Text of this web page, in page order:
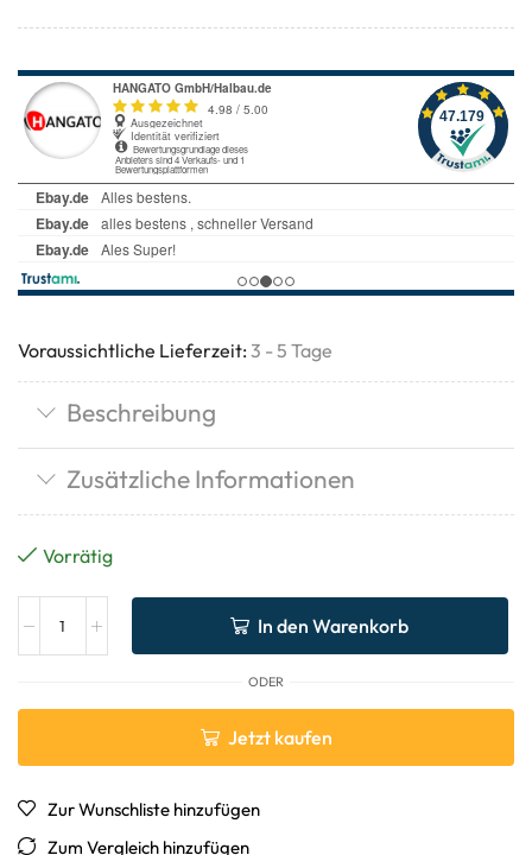
Voraussichtliche Lieferzeit: 3 - 5 Tage
Beschreibung
Zusätzliche Informationen
Vorrätig
In den Warenkorb
ODER
Jetzt kaufen
Zur Wunschliste hinzufügen
Zum Vergleich hinzufügen